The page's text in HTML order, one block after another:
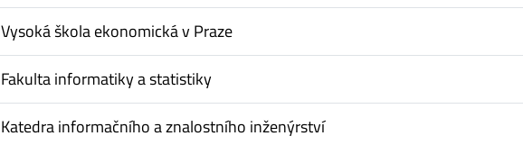
Vysoká škola ekonomická v Praze
Fakulta informatiky a statistiky
Katedra informačního a znalostního inženýrství